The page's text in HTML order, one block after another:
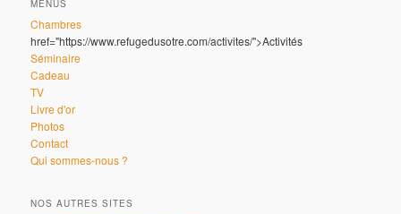
MENUS
Chambres
href="https://www.refugedusotre.com/activites/">Activités
Séminaire
Cadeau
TV
Livre d'or
Photos
Contact
Qui sommes-nous ?
NOS AUTRES SITES